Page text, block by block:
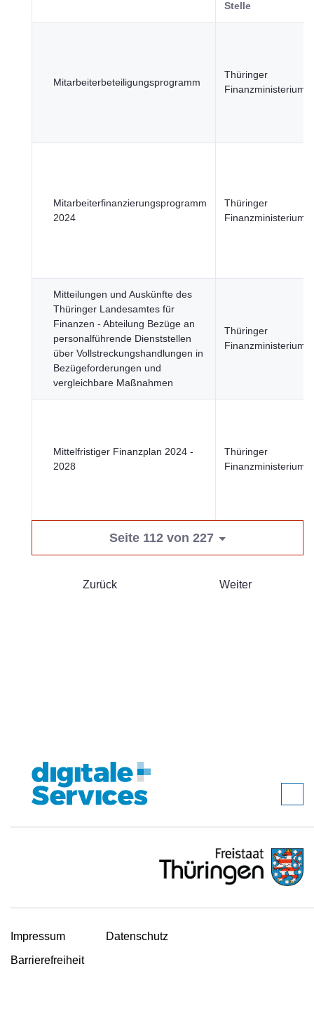
Stelle
Mitarbeiterbeteiligungsprogramm
Thüringer
Finanzministerium
Mitarbeiterfinanzierungsprogramm
2024
Thüringer
Finanzministerium
Mitteilungen und Auskünfte des
Thüringer Landesamtes für
Finanzen - Abteilung Bezüge an
personalführende Dienststellen
über Vollstreckungshandlungen in
Bezügeforderungen und
vergleichbare Maßnahmen
Thüringer
Finanzministerium
Mittelfristiger Finanzplan 2024 -
2028
Thüringer
Finanzministerium
Seite 112 von 227
Zurück Weiter
Impressum
Datenschutz
Barrierefreiheit